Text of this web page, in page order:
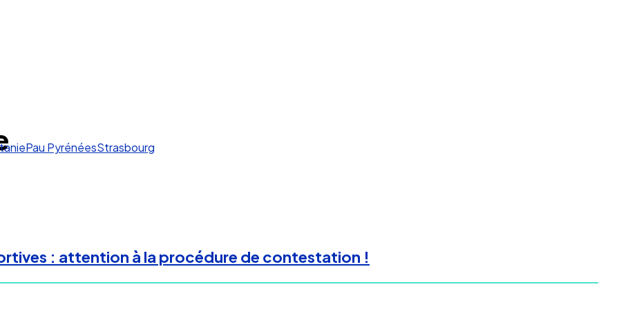
Pau PyrénéesStrasbourg
: attention à la procédure de contestation !